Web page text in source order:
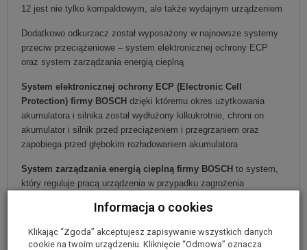
12 jest nie tylko kompaktowym, ale także wydajnym urządzeniem
Dodatkowo odkurzacz został wyposażony w najnowsze systemy
przeciw przeciążeniowe – system elektronicznej ochrony ECP
oraz system zarządzania energią cieplną
System elektronicznej ochrony ECP (Electronic Cell
Protection) firmy BOSCH dzięki któremu okres użytkowania
akumulatora i silnika został wydłużony kilkukrotnie, chroni on
akumulator i silnik przed przeciążeniem i przegrzaniem oraz
zapobiega przed głębokim rozładowaniem akumulatora
System zarządzania energią cieplną firmy BOSCH to system,
który reguluje pracą urządzenia w przypadku zagrożenia
temperaturę akumulatora i w trakcie pracy chroni ogniwa przed
nadmiernym nagrzaniem
Informacja o cookies
Klikając “Zgoda” akceptujesz zapisywanie wszystkich danych
cookie na twoim urządzeniu. Kliknięcie “Odmowa” oznacza